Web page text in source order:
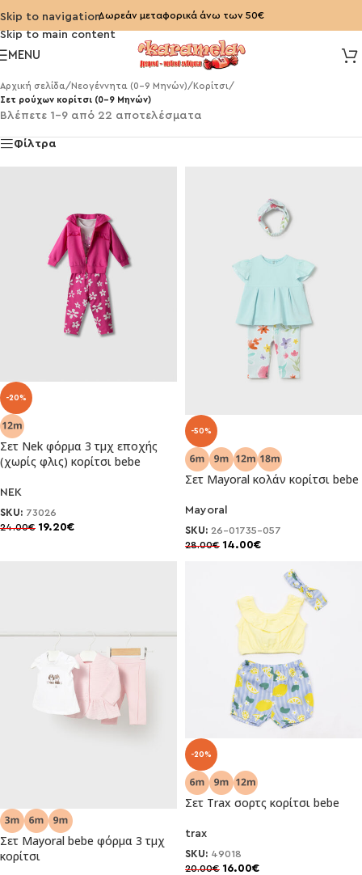
Skip to navigation
Skip to main content
Δωρεάν μεταφορικά άνω των 50€
MENU
Αρχική σελίδα/Νεογέννητα (0-9 Μηνών)/ Κορίτσι/
Σετ ρούχων κορίτσι (0-9 Μηνών)
Βλέπετε 1–9 από 22 αποτελέσματα
Φίλτρα
-20%
Σετ Nek φόρμα 3 τμχ εποχής
(χωρίς φλις) κορίτσι bebe
NEK
SKU: 73026
24.00€ 19.20€
-50%
Σετ Mayoral κολάν κορίτσι bebe
Mayoral
SKU: 26-01735-057
28.00€ 14.00€
Σετ Mayoral bebe φόρμα 3 τμχ
κορίτσι
-20%
Σετ Trax σορτς κορίτσι bebe
trax
SKU: 49018
20.00€ 16.00€